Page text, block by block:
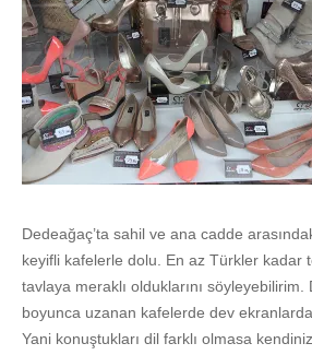
Dedeağaç’ta sahil ve ana cadde
keyifli kafelerle dolu. En az Türkler kadar
tavlaya meraklı olduklarını
boyunca uzanan kafelerde dev
Yani konuştukları dil farklı olmasa